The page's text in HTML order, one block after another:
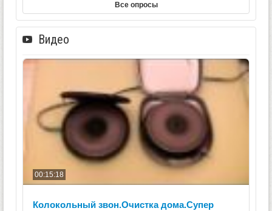
Все опросы
Видео
00:15:18
Колокольный звон.Очистка дома.Супер